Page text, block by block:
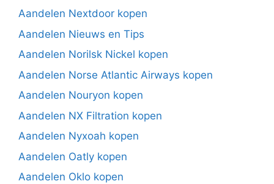
Aandelen Nextdoor kopen
Aandelen Nieuws en Tips
Aandelen Norilsk Nickel kopen
Aandelen Norse Atlantic Airways kopen
Aandelen Nouryon kopen
Aandelen NX Filtration kopen
Aandelen Nyxoah kopen
Aandelen Oatly kopen
Aandelen Oklo kopen